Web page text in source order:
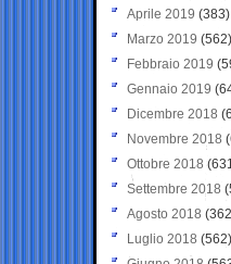
Aprile 2019 (383)
Marzo 2019 (562)
Febbraio 2019
Gennaio 2019
Dicembre 2018
Novembre 2018
Ottobre 2018
Settembre 2018
Agosto 2018
Luglio 2018 (562)